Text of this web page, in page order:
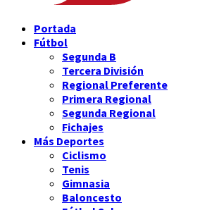
Portada
Fútbol
Segunda B
Tercera División
Regional Preferente
Primera Regional
Segunda Regional
Fichajes
Más Deportes
Ciclismo
Tenis
Gimnasia
Baloncesto